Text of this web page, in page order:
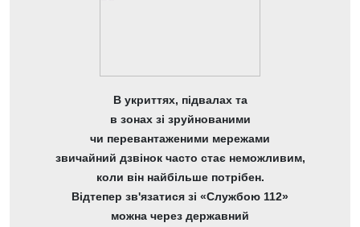
В укриттях, підвалах та
в зонах зі зруйнованими
чи перевантаженими мережами
звичайний дзвінок часто стає неможливим,
коли він найбільше потрібен.
Відтепер зв'язатися зі «Службою 112»
можна через державний